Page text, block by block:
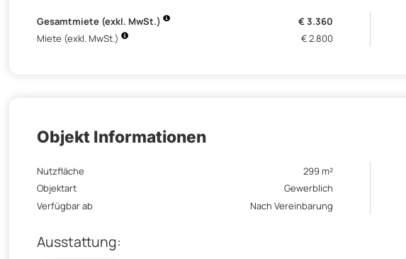
Gesamtmiete (exkl. MwSt.) € 3.360
Miete (exkl. MwSt.)
€ 2.800
Objekt Informationen
Nutzfläche 299 m²
Objektart
Gewerblich
Verfügbar ab
Nach Vereinbarung
Ausstattung: